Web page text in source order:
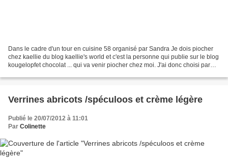
Dans le cadre d'un tour en cuisine 58 organisé par Sandra Je dois piocher
chez kaellie du blog kaellie's world et c'est la personne qui publie sur le blog
kougelopfet chocolat ... qui va venir piocher chez moi. J'ai donc choisi parmi
Verrines abricots /spéculoos et crème légère
Publié le 20/07/2012 à 11:01
Par Colinette